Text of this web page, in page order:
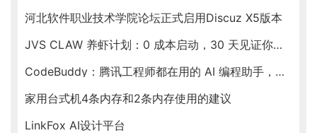
河北软件职业技术学院论坛正式启用Discuz X5版本
JVS CLAW 养虾计划：0 成本启动，30 天见证你的虾塘收益
CodeBuddy：腾讯工程师都在用的 AI 编程助手，新春福利送不停！
家用台式机4条内存和2条内存使用的建议
LinkFox AI设计平台